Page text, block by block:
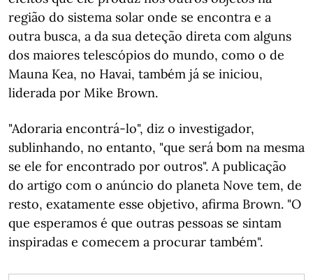
região do sistema solar onde se encontra e a
outra busca, a da sua deteção direta com alguns
dos maiores telescópios do mundo, como o de
Mauna Kea, no Havai, também já se iniciou,
liderada por Mike Brown.
"Adoraria encontrá-lo", diz o investigador,
sublinhando, no entanto, "que será bom na mesma
se ele for encontrado por outros". A publicação
do artigo com o anúncio do planeta Nove tem, de
resto, exatamente esse objetivo, afirma Brown. "O
que esperamos é que outras pessoas se sintam
inspiradas e comecem a procurar também".